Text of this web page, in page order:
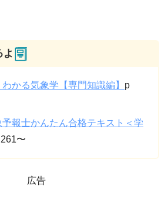
よ
かる気象学【専門知識編】 p
報士かんたん合格テキスト＜学
〜
広告